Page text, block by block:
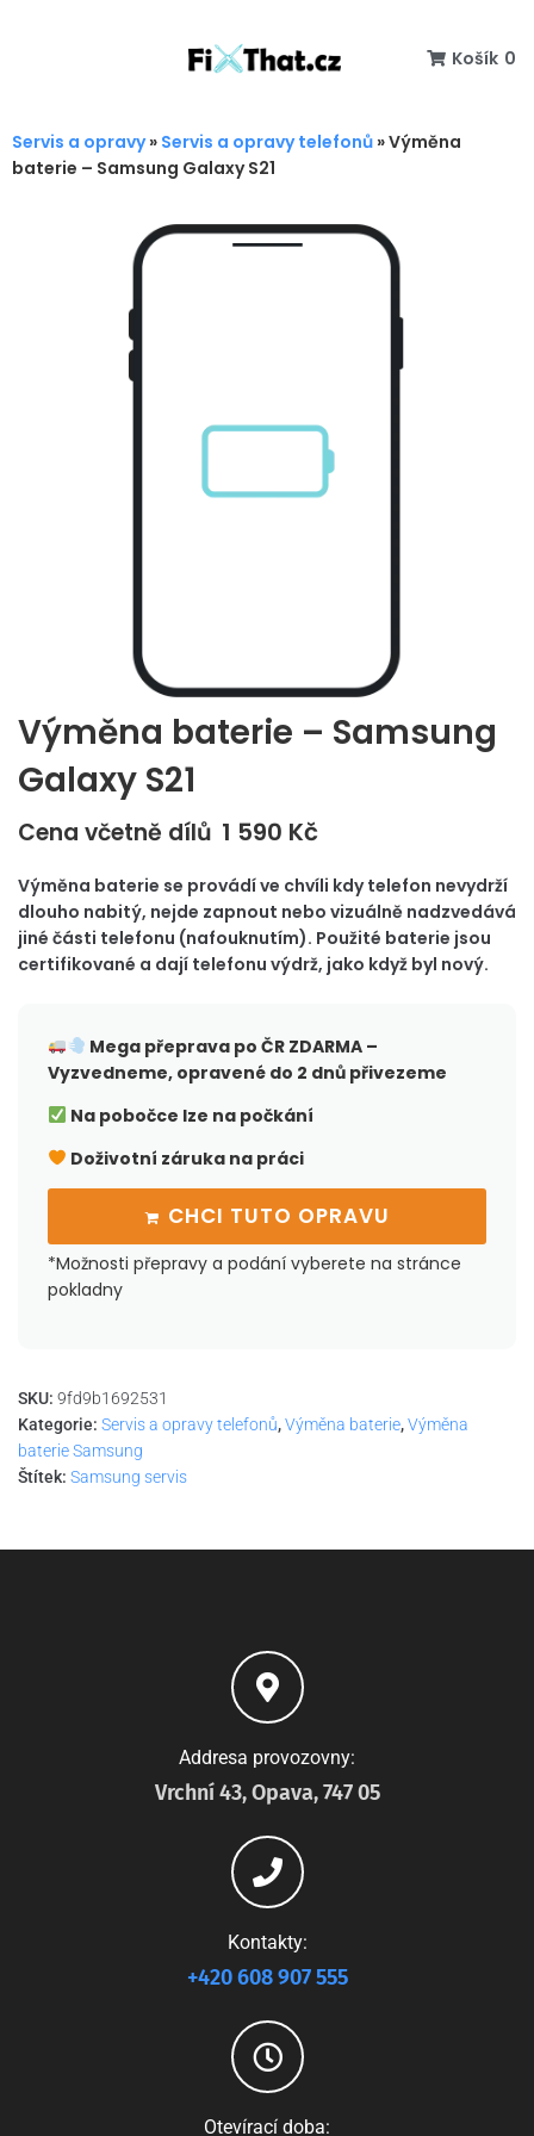
Košík 0
Servis a opravy» Servis a opravy telefonů »Výměna
baterie – Samsung Galaxy S21
Výměna baterie – Samsung
Galaxy S21
Cena včetně dílů 1 590 Kč
Výměna baterie se provádí ve chvíli kdy telefon nevydrží
dlouho nabitý, nejde zapnout nebo vizuálně nadzvedává
jiné části telefonu (nafouknutím). Použité baterie jsou
certifikované a dají telefonu výdrž, jako když byl nový.
Mega přeprava po ČRZDARMA –
Vyzvedneme, opravené do 2 dnů přivezeme
Na pobočce lze na počkání
Doživotní záruka na práci
CHCI TUTO OPRAVU
*Možnosti přepravy a podání vyberete na stránce
pokladny
SKU: 9fd9b1692531
Kategorie: Servis a opravy telefonů,Výměna baterie,Výměna
baterie Samsung
Štítek: Samsung servis
Addresa provozovny:
Vrchní 43, Opava, 747 05
Kontakty:
+420 608 907 555
Otevírací doba: